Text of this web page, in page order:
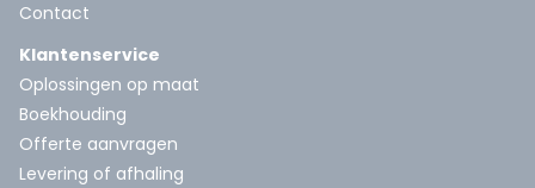
Contact
Klantenservice
Oplossingen op maat
Boekhouding
Offerte aanvragen
Levering of afhaling